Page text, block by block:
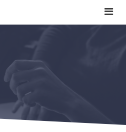
reviews
jou in de buurt?
Offerte
beginners +
+